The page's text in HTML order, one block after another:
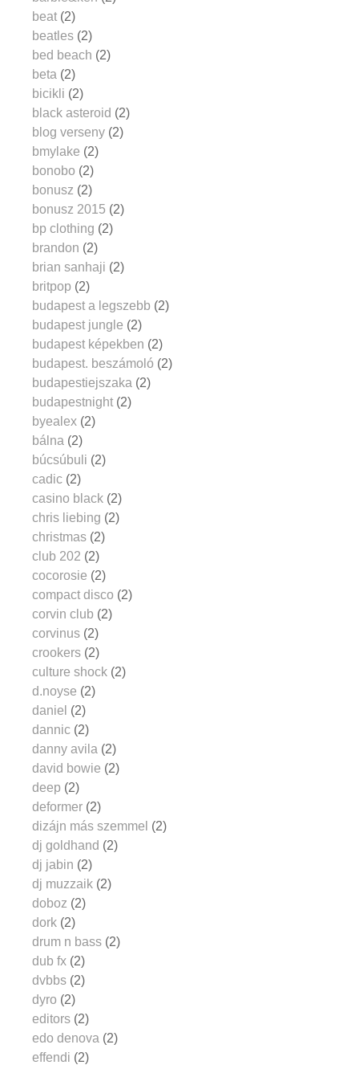
beat (2)
beatles (2)
bed beach (2)
beta (2)
bicikli (2)
black asteroid (2)
blog verseny (2)
bmylake (2)
bonobo (2)
bonusz (2)
bonusz 2015 (2)
bp clothing (2)
brandon (2)
brian sanhaji (2)
britpop (2)
budapest a legszebb (2)
budapest jungle (2)
budapest képekben (2)
budapest. beszámoló (2)
budapestiejszaka (2)
budapestnight (2)
byealex (2)
bálna (2)
búcsúbuli (2)
cadic (2)
casino black (2)
chris liebing (2)
christmas (2)
club 202 (2)
cocorosie (2)
compact disco (2)
corvin club (2)
corvinus (2)
crookers (2)
culture shock (2)
d.noyse (2)
daniel (2)
dannic (2)
danny avila (2)
david bowie (2)
deep (2)
deformer (2)
dizájn más szemmel (2)
dj goldhand (2)
dj jabin (2)
dj muzzaik (2)
doboz (2)
dork (2)
drum n bass (2)
dub fx (2)
dvbbs (2)
dyro (2)
editors (2)
edo denova (2)
effendi (2)